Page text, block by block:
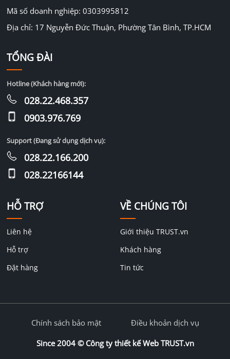
Mã số doanh nghiệp: 0303995812
Địa chỉ: 17 Nguyễn Đức Thuận, Phường Tân Bình, TP.HCM
HỖ TRỢ
Liên hệ
Hỗ trợ
Đặt hàng
VỀ CHÚNG TÔI
Giới thiệu TRUST.vn
Khách hàng
Tin tức
TỔNG ĐÀI
Hotline (Khách hàng mới):
028.22.468.357
0903.976.769
Support (Đang sử dụng dịch vụ):
028.22.166.200
028.22166144
Since 2004 © Công ty thiết kế Web TRUST.vn
Chính sách bảo mật Điều khoản dịch vụ